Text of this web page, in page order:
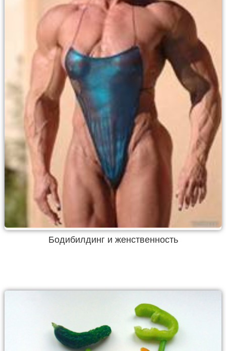
Бодибилдинг и женственность